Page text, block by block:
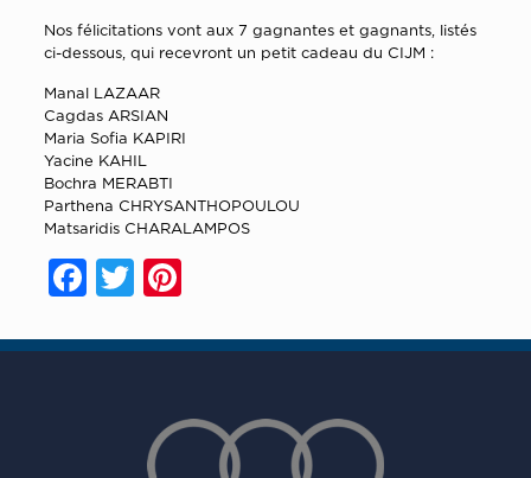
Nos félicitations vont aux 7 gagnantes et gagnants, listés
ci-dessous, qui recevront un petit cadeau du CIJM :
Manal LAZAAR
Cagdas ARSIAN
Maria Sofia KAPIRI
Yacine KAHIL
Bochra MERABTI
Parthena CHRYSANTHOPOULOU
Matsaridis CHARALAMPOS
Facebook
TwitterPinterest